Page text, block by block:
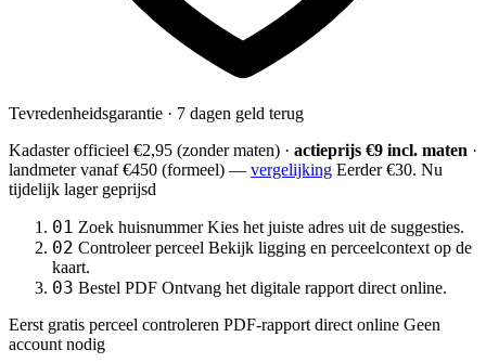
Tevredenheidsgarantie · 7 dagen geld terug
Kadaster officieel €2,95 (zonder maten) · actieprijs €9 incl. maten ·
landmetervanaf €450 (formeel) — vergelijking Eerder €30. Nu
tijdelijk lager geprijsd
01 Zoek huisnummer Kies het juiste adres uit de suggesties.
02 Controleer perceel Bekijk ligging en perceelcontext op de
kaart.
03 Bestel PDF Ontvang het digitale rapport direct online.
Eerst gratis perceel controleren PDF-rapport direct online Geen
account nodig